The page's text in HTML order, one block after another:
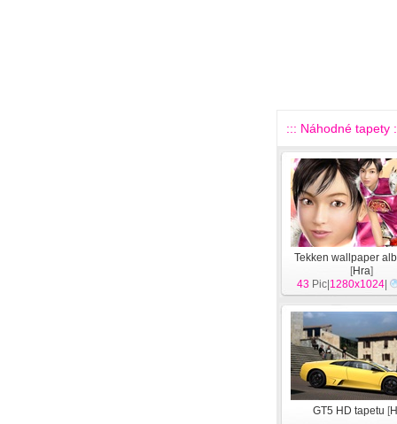
::: Náhodné tapety
Tekken wallpaper
[Hra]
43 Pic| 1280x1024
GT5 HD tapetu [